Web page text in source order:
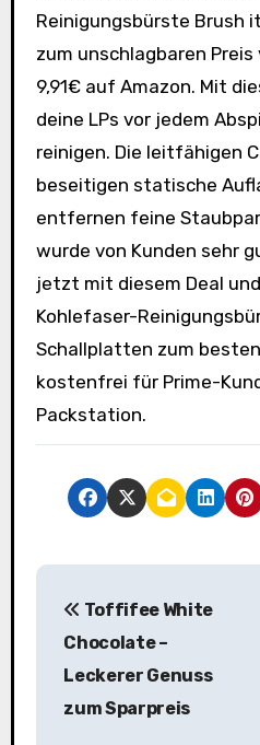
Reinigungsbürste Brush
zum unschlagbaren
9,91€ auf Amazon. Mit
deine LPs vor jedem
reinigen. Die leitfähigen
beseitigen statische
entfernen feine
wurde von Kunden sehr
jetzt mit diesem Deal
Kohlefaser-
Schallplatten zum
kostenfrei für Prime-
Packstation.
B
Toffifee White
Chocolate –
Leckerer Genuss
zum Sparpreis